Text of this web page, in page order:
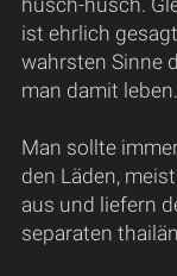
ist ehrlich
wahrsten Sinne
man damit
Man sollte
den Läden,
aus und liefern
separaten